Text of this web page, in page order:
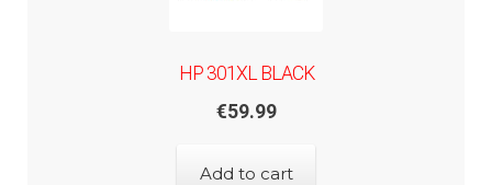
HP 301XL BLACK
€59.99
Add to cart